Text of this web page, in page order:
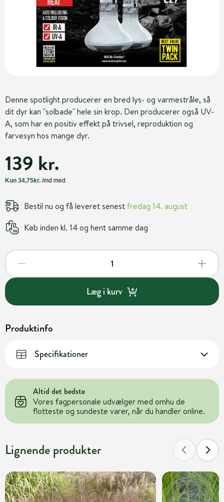
Denne spotlight producerer en bred lys- og varmestråle, så
dit dyr kan "solbade" hele sin krop. Den producerer også UV-
A, som har en positiv effekt på trivsel, reproduktion og
farvesyn hos mange dyr.
139 kr.
Bestil nu og få leveret senestfredag 14. august
Køb inden kl. 14 og hent samme dag
Læg i kurv
Produktinfo
Specifikationer
Altid det bedste
Vores fagpersonale udvælger med omhu de
flotteste og sundeste varer, når du handler online.
Lignende produkter